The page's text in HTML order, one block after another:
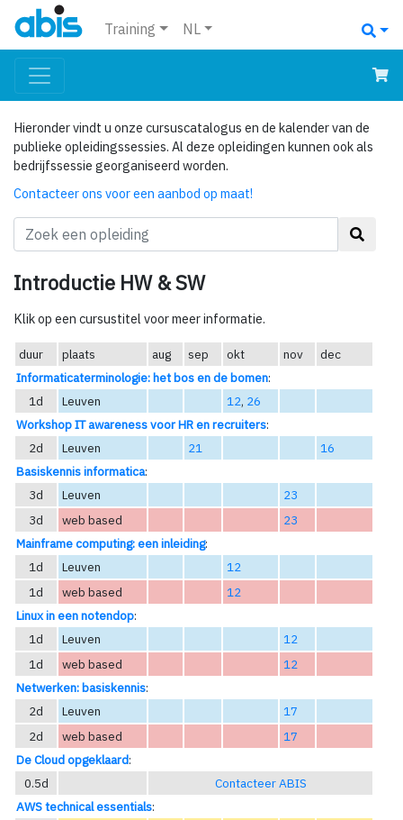
Training NL
Hieronder vindt u onze cursuscatalogus en de kalender van de
publieke opleidingssessies. Al deze opleidingen kunnen ook als
bedrijfssessie georganiseerd worden.
Contacteer ons voor een aanbod op maat!
Introductie HW & SW
Klik op een cursustitel voor meer informatie.
duur plaats aug sep okt nov
dec
Informaticaterminologie: het bos en de bomen:
1d
Leuven 12, 26
Workshop IT awareness voor HR en recruiters:
2d
Leuven 21
16
Basiskennis informatica:
3d
Leuven
23
3d
web based
23
Mainframe computing: een inleiding:
1d
Leuven
12
1d
web based
12
Linux in een notendop:
1d
Leuven
12
1d
web based
12
Netwerken: basiskennis:
2d
Leuven
17
2d
web based
17
De Cloud opgeklaard:
0.5d
Contacteer ABIS
AWS technical essentials: